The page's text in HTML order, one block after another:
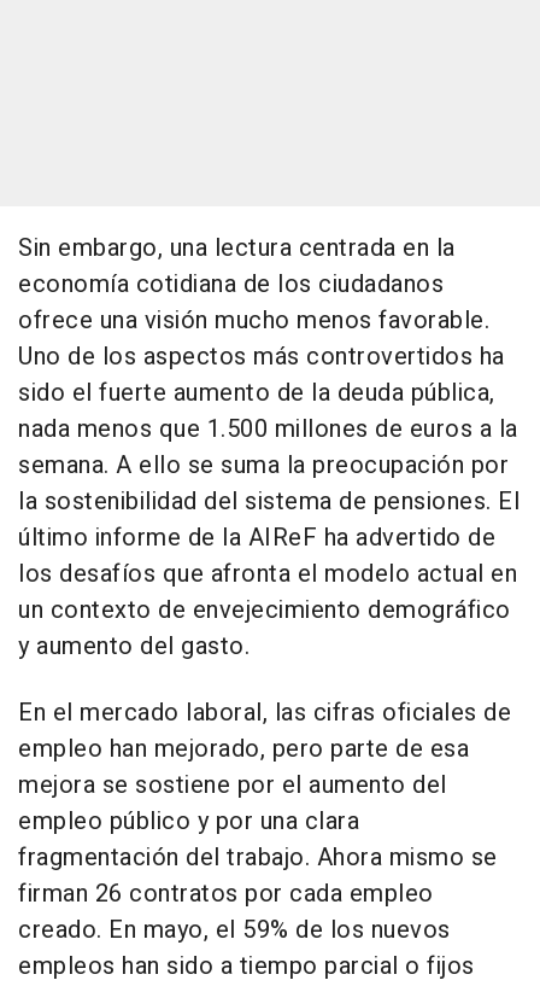
Sin embargo, una lectura centrada en la
economía cotidiana de los ciudadanos
ofrece una visión mucho menos favorable.
Uno de los aspectos más controvertidos ha
sido el fuerte aumento de la deuda pública,
nada menos que 1.500 millones de euros a la
semana. A ello se suma la preocupación por
la sostenibilidad del sistema de pensiones. El
último informe de la AIReF ha advertido de
los desafíos que afronta el modelo actual en
un contexto de envejecimiento demográfico
y aumento del gasto.
En el mercado laboral, las cifras oficiales de
empleo han mejorado, pero parte de esa
mejora se sostiene por el aumento del
empleo público y por una clara
fragmentación del trabajo. Ahora mismo se
firman 26 contratos por cada empleo
creado. En mayo, el 59% de los nuevos
empleos han sido a tiempo parcial o fijos